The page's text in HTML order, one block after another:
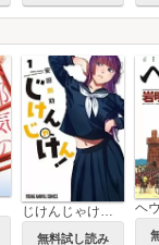
無料試し読み
ヘ